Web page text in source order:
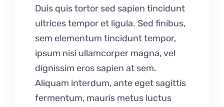
Duis quis tortor sed sapien tincidunt
ultrices tempor et ligula. Sed finibus,
sem elementum tincidunt tempor,
ipsum nisi ullamcorper magna, vel
dignissim eros sapien at sem.
Aliquam interdum, ante eget sagittis
fermentum, mauris metus luctus